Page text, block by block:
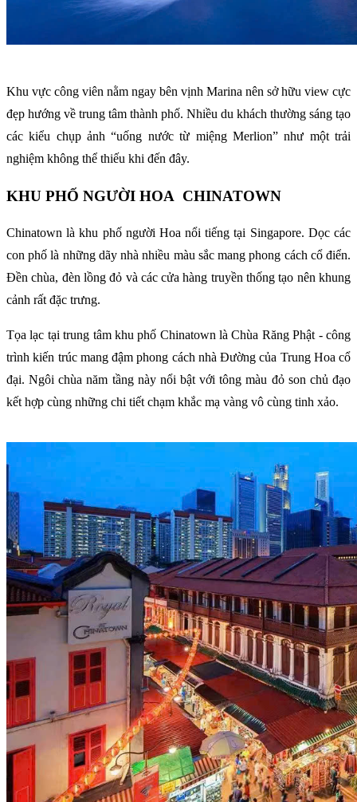
Khu vực công viên nằm ngay bên vịnh Marina nên sở hữu view cực
đẹp hướng về trung tâm thành phố. Nhiều du khách thường sáng tạo
các kiểu chụp ảnh “uống nước từ miệng Merlion” như một trải
nghiệm không thể thiếu khi đến đây.
KHU PHỐ NGƯỜI HOA CHINATOWN
Chinatown là khu phố người Hoa nổi tiếng tại Singapore. Dọc các
con phố là những dãy nhà nhiều màu sắc mang phong cách cổ điển.
Đền chùa, đèn lồng đỏ và các cửa hàng truyền thống tạo nên khung
cảnh rất đặc trưng.
Tọa lạc tại trung tâm khu phố Chinatown là Chùa Răng Phật - công
trình kiến trúc mang đậm phong cách nhà Đường của Trung Hoa cổ
đại. Ngôi chùa năm tầng này nổi bật với tông màu đỏ son chủ đạo
kết hợp cùng những chi tiết chạm khắc mạ vàng vô cùng tinh xảo.